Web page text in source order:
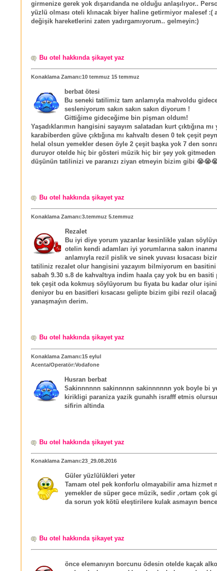
girmenize gerek yok dışarıdanda ne olduğu anlaşılıyor..
yüzlü olması oteli klınacak biyer haline getirmiyor malesef :(
değişik hareketlerini zaten yadırgamıyorum.. gelmeyin:)
Bu otel hakkında şikayet yaz
Konaklama Zamanı:10 temmuz 15 temmuz
berbat ötesi
Bu seneki tatilimiz tam anlamıyla mahvoldu
sesleniyorum sakın sakın sakın diyorum !
Gittiğime gideceğime bin pişman oldum!
Yaşadıklarımın hangisini sayayım salatadan kurt çıktığına mı
karabiberden güve çıktığına mı kahvaltı desen 0 tek çeşit
helal olsun yemekler desen öyle 2 çeşit başka yok 7 den
duruyor otelde hiç bir gösteri müzik hiç bir şey yok gitmeden
düşünün tatilinizi ve paranızı ziyan etmeyin bizim gibi
Bu otel hakkında şikayet yaz
Konaklama Zamanı:3.temmuz 5.temmuz
Rezalet
Bu iyi diye yorum yazanlar kesinlikle yalan
otelin kendi adamları iyi yorumlarına sakın
anlamıyla rezil pislik ve sinek yuvası kısacası
tatiliniz rezalet olur hangisini yazayım bilmiyorum en basitini
sabah 9.30 s.8 de kahvaltıya indim haala çay yok bu en basiti
tek çeşit oda kokmuş söylüyorum bu fiyata bu kadar olur
deniyor bu en basitleri kısacası gelipte bizim gibi rezil
yanaşmaýın derim.
Bu otel hakkında şikayet yaz
Konaklama Zamanı:15 eylul
Acenta/Operatör:Vodafone
Husran berbat
Sakinnnnnn sakinnnnn sakinnnnnn yok boyle bi
kirikligi paraniza yazik gunahh israfff etmis
sifirin altinda
Bu otel hakkında şikayet yaz
Konaklama Zamanı:23_29.08.2016
Güler yüzlülükleri yeter
Tamam otel pek konforlu olmayabilir ama hizmet
yemekler de süper gece müzik, sedir ,ortam çok
da sorun yok kötü eleştirilere kulak asmayın bence
Bu otel hakkında şikayet yaz
önce elemanıyın borcunu ödesin otelde kaçak